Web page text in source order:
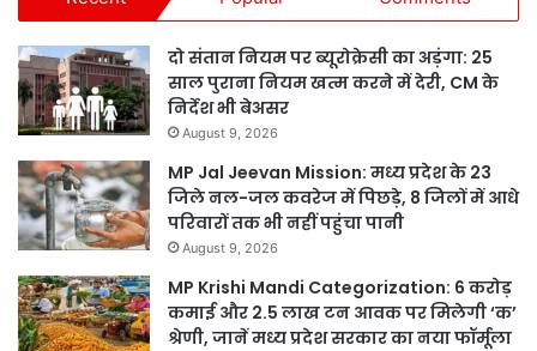
दो संतान नियम पर ब्यूरोक्रेसी का अड़ंगा: 25
साल पुराना नियम खत्म करने में देरी, CM के
निर्देश भी बेअसर
August 9, 2026
MP Jal Jeevan Mission: मध्य प्रदेश के 23
जिले नल-जल कवरेज में पिछड़े, 8 जिलों में आधे
परिवारों तक भी नहीं पहुंचा पानी
August 9, 2026
MP Krishi Mandi Categorization: 6 करोड़
कमाई और 2.5 लाख टन आवक पर मिलेगी ‘क’
श्रेणी, जानें मध्य प्रदेश सरकार का नया फॉर्मूला